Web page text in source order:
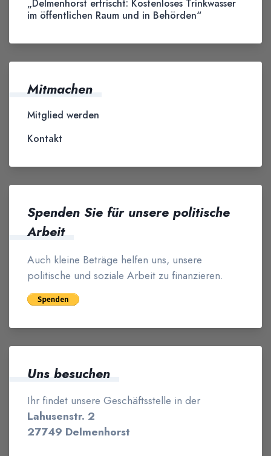
„Delmenhorst erfrischt: Kostenloses Trinkwasser
im öffentlichen Raum und in Behörden“
Mitmachen
Mitglied werden
Kontakt
Spenden Sie für unsere politische
Arbeit
Auch kleine Beträge helfen uns, unsere
politische und soziale Arbeit zu finanzieren.
Uns besuchen
Ihr findet unsere Geschäftsstelle in der
Lahusenstr. 2
27749 Delmenhorst